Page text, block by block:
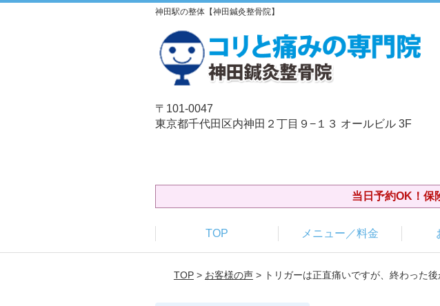
神田駅の整体【神田鍼灸整骨院】
〒101-0047
東京都千代田区内神田２丁目９−１３ オールビル 3F
当日予約OK！保
TOP メニュー／料金
TOP> お客様の声> トリガーは正直痛いですが、終わった後